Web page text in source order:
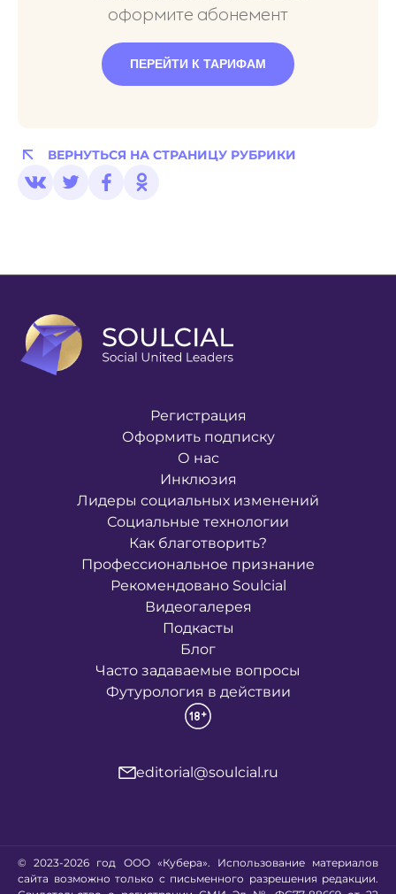
оформите абонемент
ПЕРЕЙТИ К ТАРИФАМ
ВЕРНУТЬСЯ НА СТРАНИЦУ РУБРИКИ
Регистрация
Оформить подписку
О нас
Инклюзия
Лидеры социальных изменений
Социальные технологии
Как благотворить?
Профессиональное признание
Рекомендовано Soulcial
Видеогалерея
Подкасты
Блог
Часто задаваемые вопросы
Футурология в действии
editorial@soulcial.ru
© 2023-2026 год ООО «Кубера». Использование материалов
сайта возможно только с письменного разрешения редакции.